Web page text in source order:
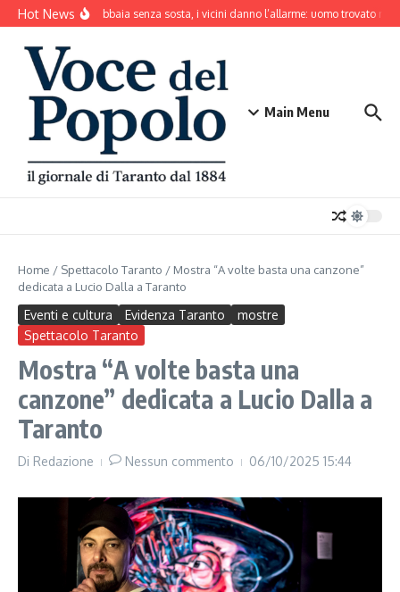
Salta al contenuto
Hot NewsIl cane abbaia senza sosta, i vicini danno l’allarme: uomo trovato
Main Menu
Home / Spettacolo Taranto / Mostra “A volte basta una canzone”
dedicata a Lucio Dalla a Taranto
Eventi e cultura Evidenza Taranto
mostre
Spettacolo Taranto
Mostra “A volte basta una
canzone” dedicata a Lucio Dalla a
Taranto
Di Redazione Nessun commento 06/10/2025 15:44